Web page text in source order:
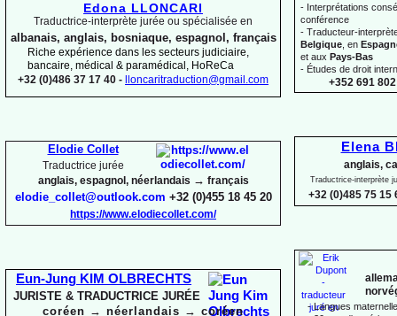
- Interprétations
conférence
- Traducteur-
Belgique , en
et aux Pays-Bas
- Études de droit
+352 691
Elena
anglais,
Traductrice-interprète
+32 (0)485 75 15
-Langues
Edona LLONCARI
Traductrice-interprète jurée ou spécialisée en
albanais, anglais, bosniaque, espagnol, français
Riche expérience dans les secteurs judiciaire,
bancaire, médical & paramédical, HoReCa
+32 (0)486 37 17 40 -
lloncaritraduction@gmail.com
Elodie Collet
Traductrice jurée
anglais, espagnol, néerlandais → français
elodie_collet@outlook.com +32 (0)455 18 45 20
https://www.elodiecollet.com/
Eun-Jung KIM OLBRECHTS
JURISTE & TRADUCTRICE JURÉE
coréen → néerlandais → coréen